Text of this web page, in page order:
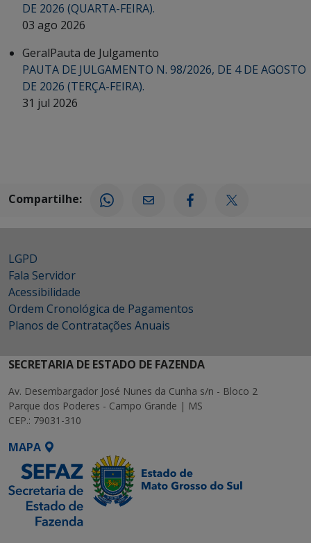
DE 2026 (QUARTA-FEIRA).
03 ago 2026
GeralPauta de Julgamento
PAUTA DE JULGAMENTO N. 98/2026, DE 4 DE AGOSTO
DE 2026 (TERÇA-FEIRA).
31 jul 2026
Compartilhe:
LGPD
Fala Servidor
Acessibilidade
Ordem Cronológica de Pagamentos
Planos de Contratações Anuais
SECRETARIA DE ESTADO DE FAZENDA
Av. Desembargador José Nunes da Cunha s/n - Bloco 2
Parque dos Poderes - Campo Grande | MS
CEP.: 79031-310
MAPA